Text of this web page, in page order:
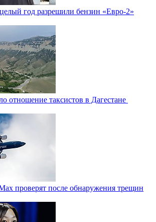
год разрешили бензин «Евро-2»
отношение таксистов в Дагестане
проверят после обнаружения трещин